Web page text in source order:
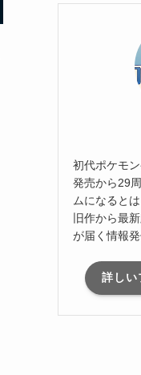
初代ポケモ
発売から29
ムになるとは
旧作から最
が届く情報
詳しい